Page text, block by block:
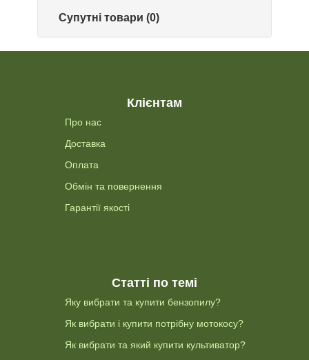
Супутні товари (0)
Клієнтам
Про нас
Доставка
Оплата
Обмін та повернення
Гарантії якості
Статті по темі
Яку вибрати та купити бензопилу?
Як вибрати і купити потрібну мотокосу?
Як вибрати та який купити культиватор?